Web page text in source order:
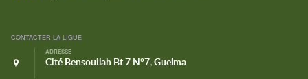
CONTACTER LA LIGUE
ADRESSE
Cité Bensouilah Bt 7 N°7, Guelma